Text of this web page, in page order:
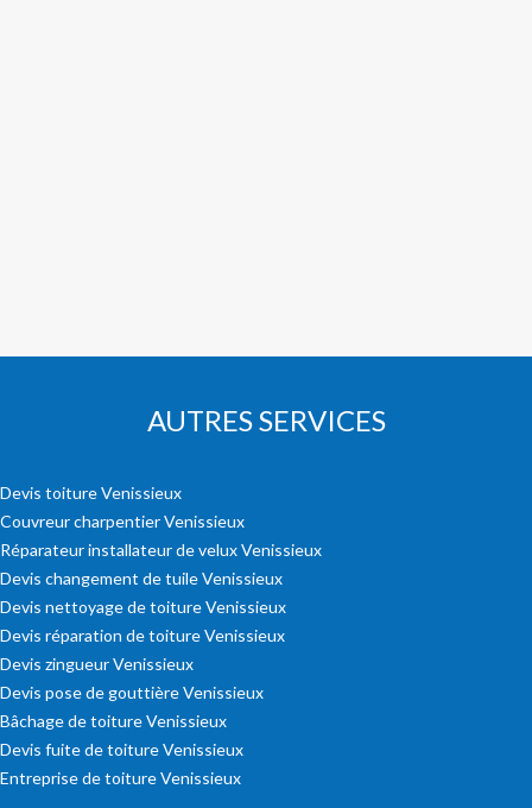
AUTRES SERVICES
Devis toiture Venissieux
Couvreur charpentier Venissieux
Réparateur installateur de velux Venissieux
Devis changement de tuile Venissieux
Devis nettoyage de toiture Venissieux
Devis réparation de toiture Venissieux
Devis zingueur Venissieux
Devis pose de gouttière Venissieux
Bâchage de toiture Venissieux
Devis fuite de toiture Venissieux
Entreprise de toiture Venissieux